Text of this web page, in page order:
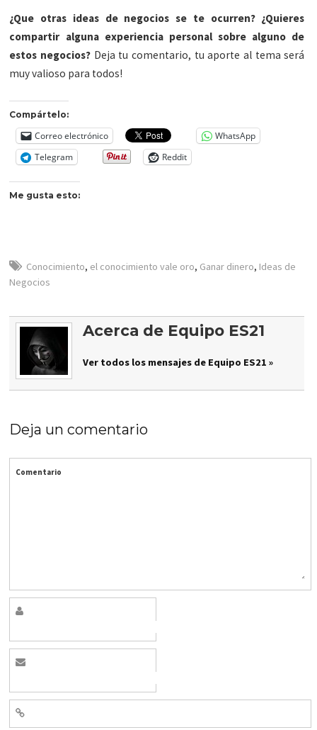
¿Que otras ideas de negocios se te ocurren? ¿Quieres
compartir alguna experiencia personal sobre alguno de
estos negocios? Deja tu comentario, tu aporte al tema será
muy valioso para todos!
Compártelo:
Correo electrónico
WhatsApp
Telegram
Reddit
Me gusta esto:
Conocimiento, el conocimiento vale oro, Ganar dinero, Ideas de
Negocios
Acerca de Equipo ES21
Ver todos los mensajes de Equipo ES21 »
Deja un comentario
Comentario